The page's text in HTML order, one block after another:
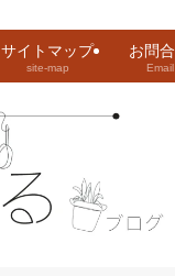
サイトマップ
site-map
お問
Email